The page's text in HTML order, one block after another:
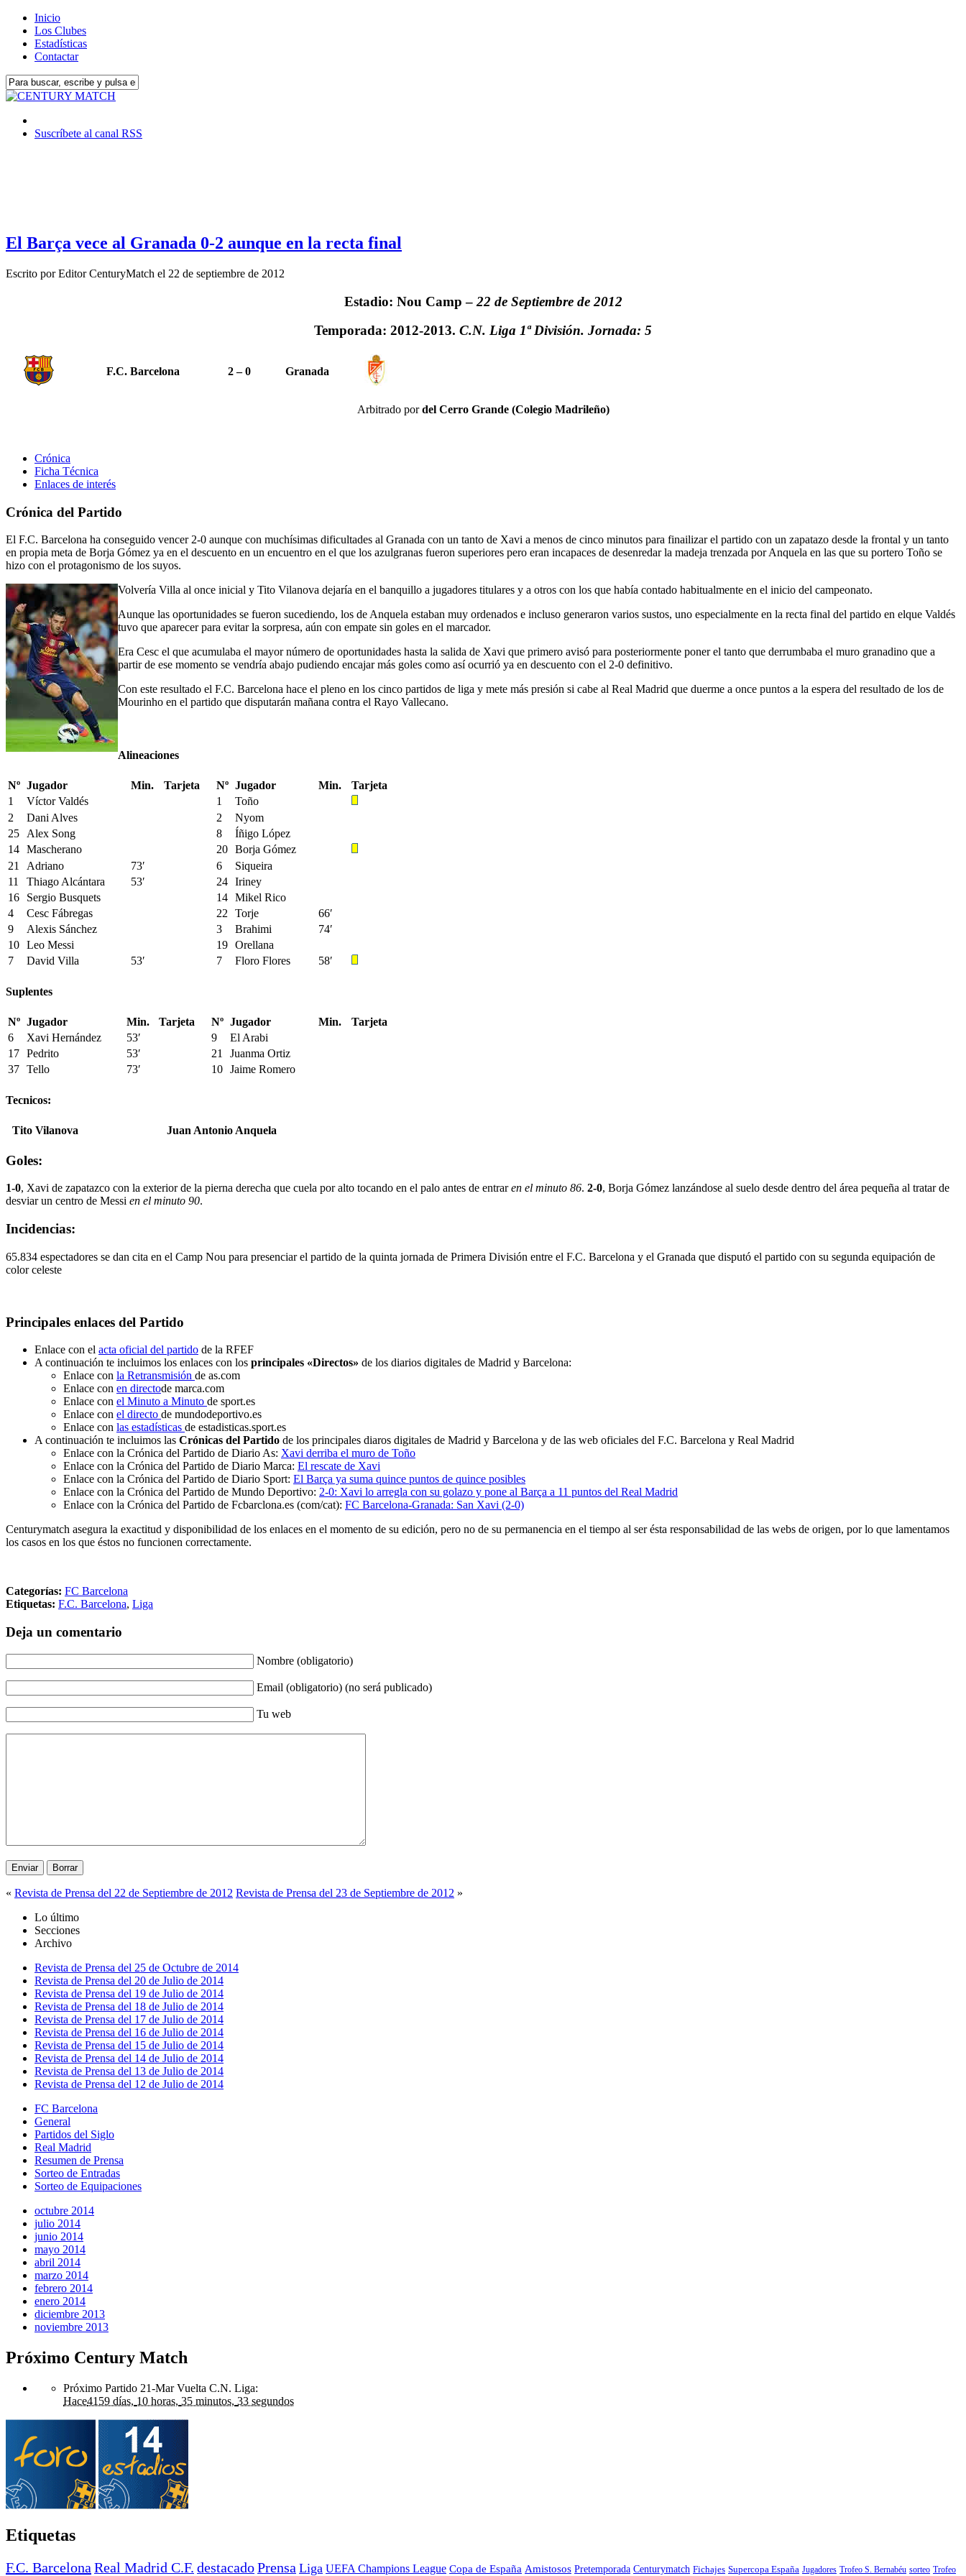
Inicio
Los Clubes
Estadísticas
Contactar
Suscríbete al canal RSS
El Barça vece al Granada 0-2 aunque en la recta final
Escrito porEditor CenturyMatch el 22 de septiembre de 2012
Estadio: Nou Camp – 22 de Septiembre de 2012
Temporada: 2012-2013. C.N. Liga 1ª División. Jornada: 5
F.C. Barcelona 2 – 0 Granada
Arbitrado pordel Cerro Grande (Colegio Madrileño)
Crónica
Ficha Técnica
Enlaces de interés
Crónica del Partido
El F.C. Barcelona ha conseguido vencer 2-0 aunque con muchísimas dificultades al Granada con un tanto de Xavi a menos de cinco minutos para finailizar el partido con un zapatazo desde la frontal y un tanto
en propia meta de Borja Gómez ya en el descuento en un encuentro en el que los azulgranas fueron superiores pero eran incapaces de desenredar la madeja trenzada por Anquela en las que su portero Toño se
hizo con el protagonismo de los suyos.
Volvería Villa al once inicial y Tito Vilanova dejaría en el banquillo a jugadores titulares y a otros con los que había contado habitualmente en el inicio del campeonato.
Aunque las oportunidades se fueron sucediendo, los de Anquela estaban muy ordenados e incluso generaron varios sustos, uno especialmente en la recta final del partido en elque Valdés
tuvo que aparecer para evitar la sorpresa, aún con empate sin goles en el marcador.
Era Cesc el que acumulaba el mayor número de oportunidades hasta la salida de Xavi que primero avisó para posteriormente poner el tanto que derrumbaba el muro granadino que a
partir de ese momento se vendría abajo pudiendo encajar más goles como así ocurrió ya en descuento con el 2-0 definitivo.
Con este resultado el F.C. Barcelona hace el pleno en los cinco partidos de liga y mete más presión si cabe al Real Madrid que duerme a once puntos a la espera del resultado de los de
Mourinho en el partido que disputarán mañana contra el Rayo Vallecano.
Alineaciones
Nº Jugador Min. Tarjeta Nº Jugador Min.
Tarjeta
1
Víctor Valdés 1
Toño
2
Dani Alves 2
Nyom
25
Alex Song 8
Íñigo López
14 Mascherano 20 Borja Gómez
21
Adriano 73′ 6
Siqueira
11
Thiago Alcántara 53′ 24 Iriney
16
Sergio Busquets 14 Mikel Rico
4
Cesc Fábregas 22 Torje
66′
9
Alexis Sánchez 3 Brahimi
74′
10 Leo Messi 19 Orellana
7
David Villa 53′ 7 Floro Flores 58′
Suplentes
Nº Jugador Min. Tarjeta Nº Jugador Min.
Tarjeta
6
Xavi Hernández 53′ 9
El Arabi
17 Pedrito 53′ 21
Juanma Ortiz
37 Tello 73′ 10 Jaime Romero
Tecnicos:
Tito Vilanova Juan Antonio Anquela
Goles:
1-0, Xavi de zapatazco con la exterior de la pierna derecha que cuela por alto tocando en el palo antes de entraren el minuto 86. 2-0, Borja Gómez lanzándose al suelo desde dentro del área pequeña al tratar de
desviar un centro de Messi en el minuto 90.
Incidencias:
65.834 espectadores se dan cita en el Camp Nou para presenciar el partido de la quinta jornada de Primera División entre el F.C. Barcelona y el Granada que disputó el partido con su segunda equipación de
color celeste
Principales enlaces del Partido
Enlace con el acta oficial del partido de la RFEF
A continuación te incluimos los enlaces con los principales «Directos» de los diarios digitales de Madrid y Barcelona:
Enlace con la Retransmisión de as.com
Enlace con en directode marca.com
Enlace con el Minuto a Minuto de sport.es
Enlace con el directo de mundodeportivo.es
Enlace con las estadísticas de estadisticas.sport.es
A continuación te incluimos las Crónicas del Partido de los principales diaros digitales de Madrid y Barcelona y de las web oficiales del F.C. Barcelona y Real Madrid
Enlace con la Crónica del Partido de Diario As: Xavi derriba el muro de Toño
Enlace con la Crónica del Partido de Diario Marca: El rescate de Xavi
Enlace con la Crónica del Partido de Diario Sport: El Barça ya suma quince puntos de quince posibles
Enlace con la Crónica del Partido de Mundo Deportivo: 2-0: Xavi lo arregla con su golazo y pone al Barça a 11 puntos del Real Madrid
Enlace con la Crónica del Partido de Fcbarclona.es (com/cat): FC Barcelona-Granada: San Xavi (2-0)
Centurymatch asegura la exactitud y disponibilidad de los enlaces en el momento de su edición, pero no de su permanencia en el tiempo al ser ésta responsabilidad de las webs de origen, por lo que lamentamos
los casos en los que éstos no funcionen correctamente.
Categorías: FC Barcelona
Etiquetas: F.C. Barcelona, Liga
Deja un comentario
Nombre (obligatorio)
Email (obligatorio) (no será publicado)
Tu web
« Revista de Prensa del 22 de Septiembre de 2012 Revista de Prensa del 23 de Septiembre de 2012 »
Lo último
Secciones
Archivo
Revista de Prensa del 25 de Octubre de 2014
Revista de Prensa del 20 de Julio de 2014
Revista de Prensa del 19 de Julio de 2014
Revista de Prensa del 18 de Julio de 2014
Revista de Prensa del 17 de Julio de 2014
Revista de Prensa del 16 de Julio de 2014
Revista de Prensa del 15 de Julio de 2014
Revista de Prensa del 14 de Julio de 2014
Revista de Prensa del 13 de Julio de 2014
Revista de Prensa del 12 de Julio de 2014
FC Barcelona
General
Partidos del Siglo
Real Madrid
Resumen de Prensa
Sorteo de Entradas
Sorteo de Equipaciones
octubre 2014
julio 2014
junio 2014
mayo 2014
abril 2014
marzo 2014
febrero 2014
enero 2014
diciembre 2013
noviembre 2013
Próximo Century Match
Próximo Partido 21-Mar Vuelta C.N. Liga:
Hace4159 días, 10 horas, 35 minutos, 33 segundos
Etiquetas
F.C. Barcelona Real Madrid C.F. destacadoPrensa Liga UEFA Champions League Copa de España Amistosos Pretemporada Centurymatch Fichajes Supercopa España Jugadores Trofeo S. Bernabéu sorteo Trofeo